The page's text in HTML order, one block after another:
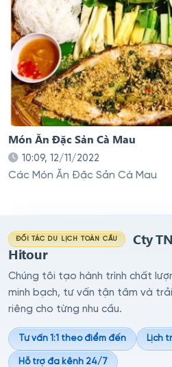
Món Ăn Đặc Sản Cà Mau
10:09, 12/11/2022
Các Món Ăn Đặc Sản Cà Mau
ĐỐI TÁC DU LỊCH TOÀN CẦU
Cty
Hitour
Chúng tôi tạo hành trình chất
minh bạch, tư vấn tận tâm và
riêng cho từng nhu cầu.
Tư vấn 1:1 theo điểm đến Lịch
Hỗ trợ đa kênh 24/7